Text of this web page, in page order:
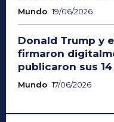
Mundo 19/06/2026
Donald Trump y
firmaron
publicaron sus
Mundo 17/06/2026